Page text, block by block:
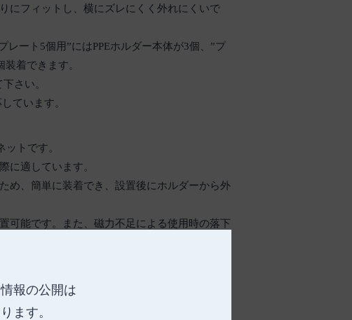
報の公開は
ます。
にフィットし、横にズレにくく外れにくいで
ート5個用”にはPPEホルダー本体が3個、”プ
装着できます。
さい。
ています。
ットです。
に適しています。
め、簡単に装着でき、設置後にホルダーから外
可能です。また、磁力不足による使用時の落下
つけないでください。